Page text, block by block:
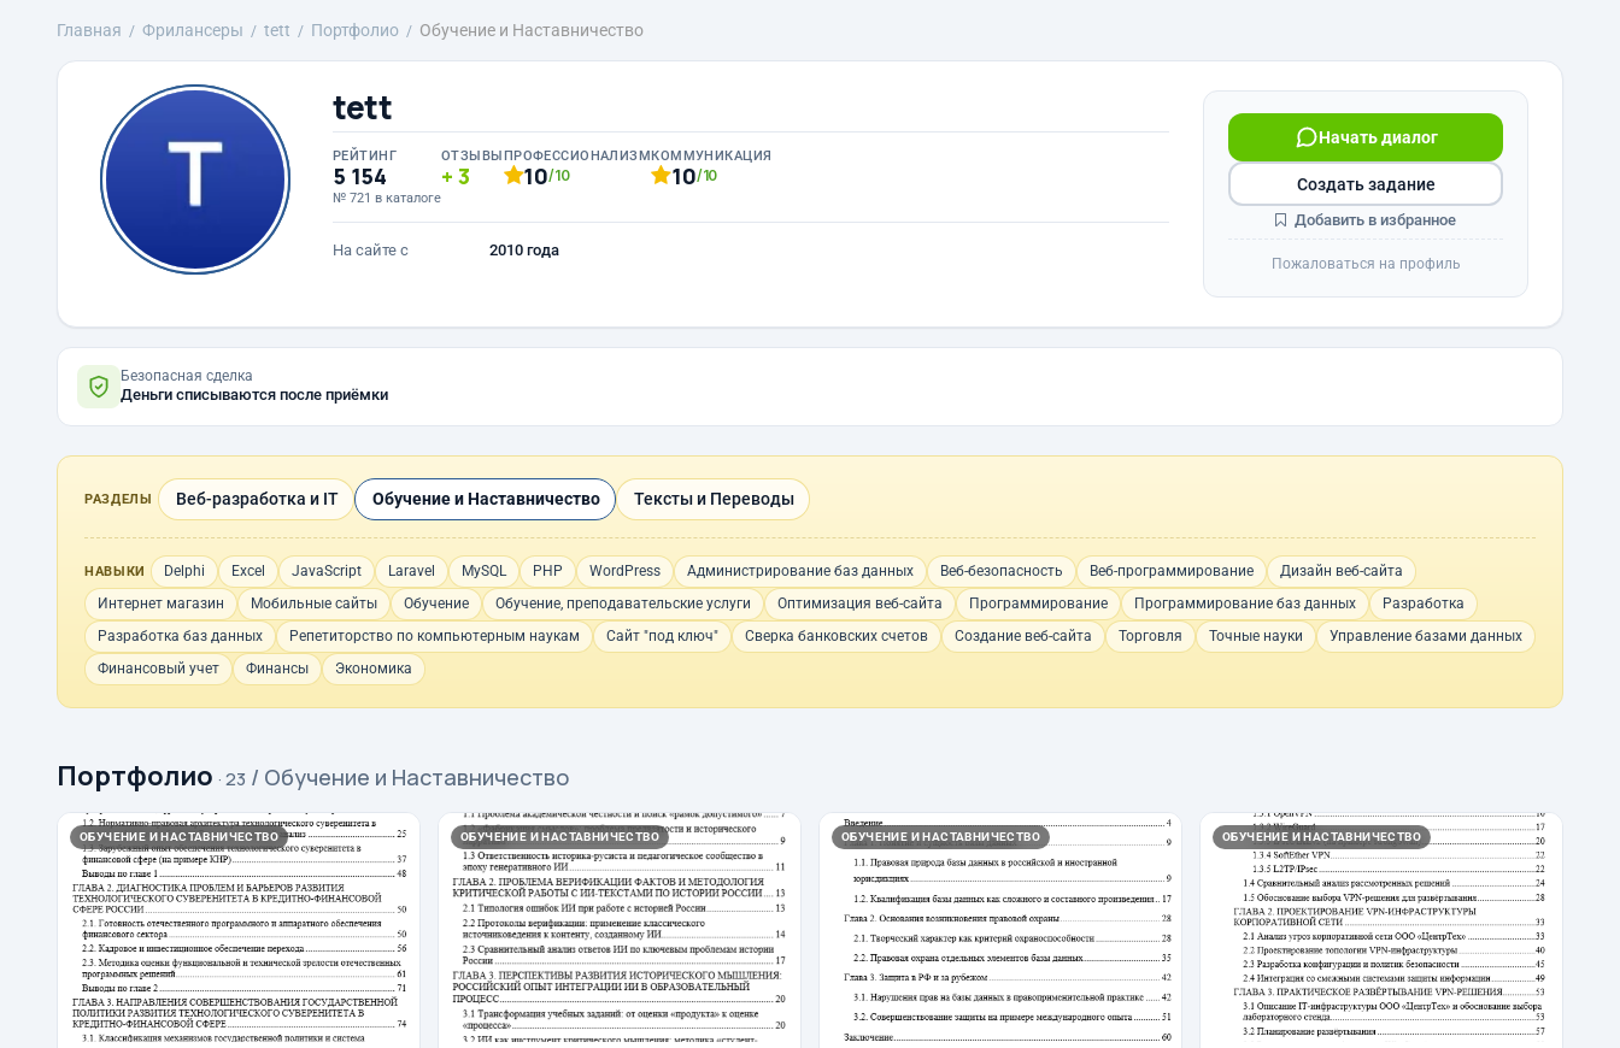
Главная Фрилансеры tett Портфолио Обучение и Наставничество
tett
РЕЙТИНГ
5 154
№ 721 в каталоге
ОТЗЫВЫ
3
ПРОФЕССИОНАЛИЗМ
10/10
КОММУНИКАЦИЯ
10/10
На сайте с 2010 года
Начать диалог
Создать задание
Добавить в избранное
Пожаловаться на профиль
Безопасная сделка
Деньги списываются после приёмки
РАЗДЕЛЫ Веб-разработка и IT Обучение и Наставничество Тексты и Переводы
НАВЫКИ Delphi Excel JavaScript Laravel MySQL PHP WordPress Администрирование баз данных Веб-безопасность Веб-программирование
Дизайн веб-сайта
Интернет магазин
Мобильные сайты Обучение Обучение, преподавательские услуги Оптимизация веб-сайта Программирование Программирование баз данных
Разработка
Разработка баз данных
Репетиторство по компьютерным наукам Сайт "под ключ" Сверка банковских счетов Создание веб-сайта Торговля Точные науки
Управление базами данных
Финансовый учет
Финансы Экономика
Портфолио · 23 / Обучение и Наставничество
ОБУЧЕНИЕ И НАСТАВНИЧЕСТВО ОБУЧЕНИЕ И НАСТАВНИЧЕСТВО ОБУЧЕНИЕ И НАСТАВНИЧЕСТВО ОБУЧЕНИЕ И НАСТАВНИЧЕСТВО